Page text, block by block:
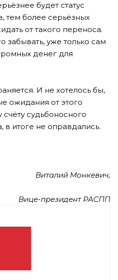
будет статус
тем более серьёзных
от такого переноса.
забывать, уже только сам
денег для
И не хотелось бы,
ожидания от этого
судьбоносного
итоге не оправдались.
Виталий Монкевич,
Вице-президент РАСПП